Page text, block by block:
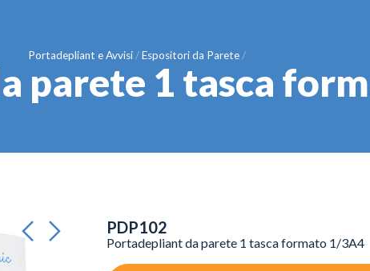
Portadepliant e Avvisi Espositori da Parete
parete 1 tasca
PDP102
Portadepliant da parete 1 tasca formato 1/3A4